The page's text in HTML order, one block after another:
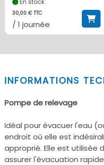
En stock
30,00 € TTC
/ 1 journée
INFORMATIONS
Pompe de relevage
Idéal pour évacuer l'eau
endroit où elle est
approprié. Elle est utilisée
assurer l'évacuation